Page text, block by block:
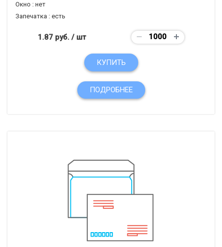
Окно : нет
Запечатка : есть
1.87 руб./ шт
КУПИТЬ
ПОДРОБНЕЕ